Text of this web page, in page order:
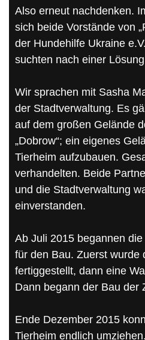
Also erneut nachdenken.
sich beide Vorstände von
der Hundehilfe Ukraine
suchten nach einer
Wir sprachen mit Sasha
der Stadtverwaltung. Es
auf dem großen Gelände
„Dobrow“; ein eigenes
Tierheim aufzubauen.
verhandelten. Beide
und die Stadtverwaltung
einverstanden.
Ab Juli 2015 begannen
für den Bau. Zuerst wurde
fertiggestellt, dann eine
Dann begann der Bau der
Ende Dezember 2015
Tierheim endlich